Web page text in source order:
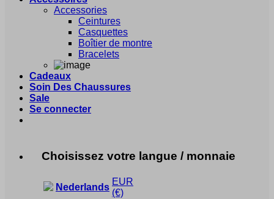
Accessories
Ceintures
Casquettes
Boîtier de montre
Bracelets
Cadeaux
Soin Des Chaussures
Sale
Se connecter
Choisissez votre langue / monnaie
Nederlands
EUR
(€)